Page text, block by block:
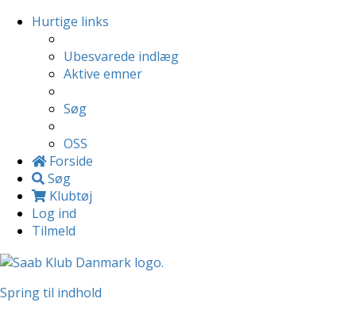
Hurtige links
Ubesvarede indlæg
Aktive emner
Søg
OSS
Forside
Søg
Klubtøj
Log ind
Tilmeld
Spring til indhold